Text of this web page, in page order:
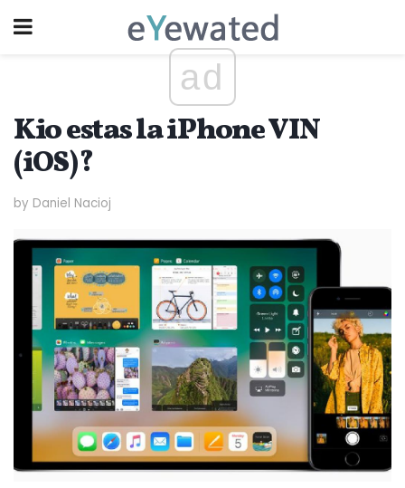
ad
Kio estas la iPhone VIN
(iOS)?
by Daniel Nacioj